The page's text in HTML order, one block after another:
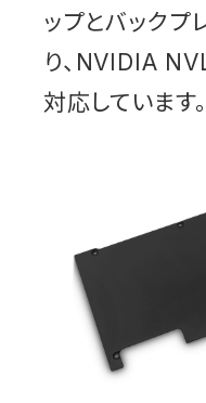
ップとバックプ
り、NVIDIA
対応しています。